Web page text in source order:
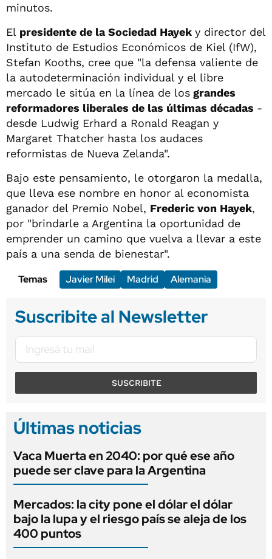
minutos.
El presidente de la Sociedad Hayek y director del
Instituto de Estudios Económicos de Kiel (IfW),
Stefan Kooths, cree que "la defensa valiente de
la autodeterminación individual y el libre
mercado le sitúa en la línea de los grandes
reformadores liberales de las últimas décadas -
desde Ludwig Erhard a Ronald Reagan y
Margaret Thatcher hasta los audaces
reformistas de Nueva Zelanda".
Bajo este pensamiento, le otorgaron la medalla,
que lleva ese nombre en honor al economista
ganador del Premio Nobel, Frederic von Hayek,
por "brindarle a Argentina la oportunidad de
emprender un camino que vuelva a llevar a este
país a una senda de bienestar".
Temas
Javier Milei Madrid Alemania
Suscribite al Newsletter
SUSCRIBITE
Últimas noticias
Vaca Muerta en 2040: por qué ese año
puede ser clave para la Argentina
Mercados: la city pone el dólar el dólar
bajo la lupa y el riesgo país se aleja de los
400 puntos